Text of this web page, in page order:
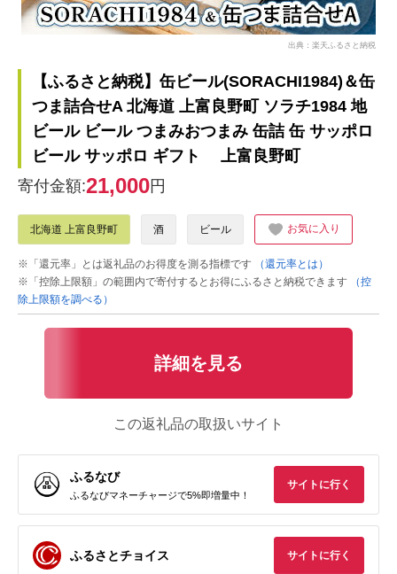
出典：楽天ふるさと納税
【ふるさと納税】缶ビール(SORACHI1984)＆缶
つま詰合せA 北海道 上富良野町 ソラチ1984 地
ビール ビール つまみおつまみ 缶詰 缶 サッポロ
ビール サッポロ ギフト 上富良野町
寄付金額:21,000円
北海道 上富良野町 酒 ビール お気に入り
※「還元率」とは返礼品のお得度を測る指標です
（還元率とは）
※「控除上限額」の範囲内で寄付するとお得にふるさと納税できます
（控
除上限額を調べる）
詳細を見る
この返礼品の取扱いサイト
ふるなび
ふるなびマネーチャージで5%即増量中！
サイトに行く
ふるさとチョイス サイトに行く